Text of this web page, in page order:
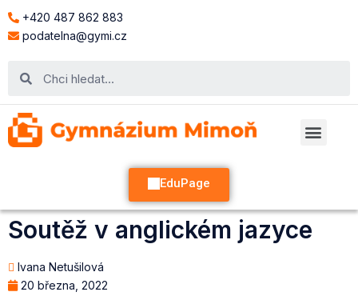
+420 487 862 883
podatelna@gymi.cz
EduPage
Soutěž v anglickém jazyce
Ivana Netušilová
20 března, 2022